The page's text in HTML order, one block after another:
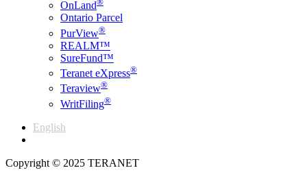
OnLand
Ontario Parcel
PurView®
REALM™
SureFund™
Teranet eXpress®
Teraview®
WritFiling®
English
Copyright © 2025 TERANET